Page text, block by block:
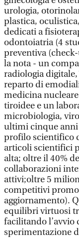
urologia,
plastica,
dedicati a
odontoiatria (4
preventiva
la nota - un
radiologia digitale,
reparto di
medicina
tiroidee e un
microbiologia,
ultimi cinque
profilo scientifico
articoli scientifici
alta; oltre il 40%
collaborazioni
attivi;oltre 5
competitivi
aggiornamento).
equilibri virtuosi
facilitando l’avvio
sperimentazione